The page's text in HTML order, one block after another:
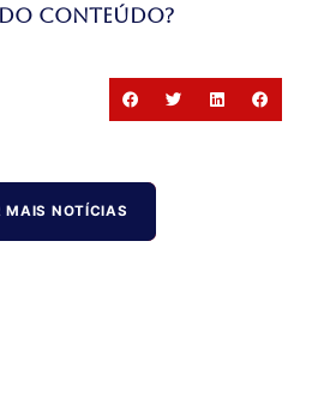
conteúdo?
MAIS NOTÍCIAS